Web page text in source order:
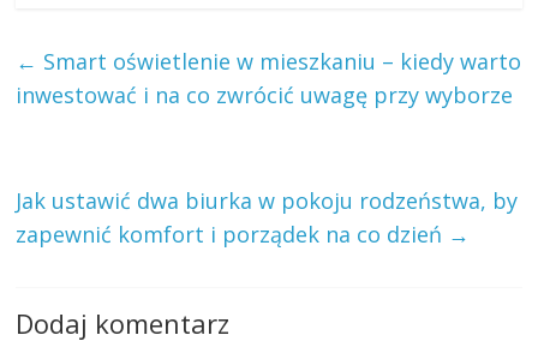
← Smart oświetlenie w mieszkaniu – kiedy warto
inwestować i na co zwrócić uwagę przy wyborze
Jak ustawić dwa biurka w pokoju rodzeństwa, by
zapewnić komfort i porządek na co dzień →
Dodaj komentarz